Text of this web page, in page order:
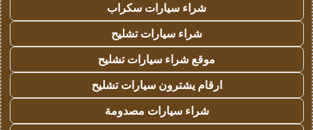
شراء سيارات سكراب
شراء سيارات تشليح
موقع شراء سيارات تشليح
ارقام يشترون سيارات تشليح
شراء سيارات مصدومة